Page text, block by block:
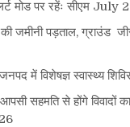
मोड पर रहेंः सीएम July
की जमीनी पड़ताल, ग्राउंड
में विशेषज्ञ स्वास्थ्य
सहमति से होंगे विवादों का